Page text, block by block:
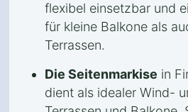
flexibel einsetzbar und
für kleine Balkone als
Terrassen.
Die Seitenmarkise in
dient als idealer Wind-